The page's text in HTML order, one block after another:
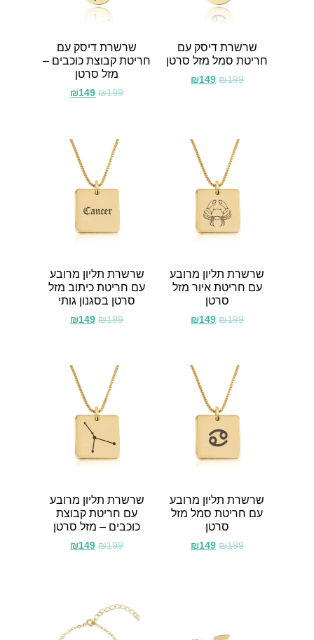
שרשרת דיסק עם
חריטת סמל מזל סרטן
₪199
₪149
שרשרת דיסק עם
חריטת קבוצת כוכבים –
מזל סרטן
₪199
₪149
שרשרת תליון מרובע
עם חריטת איור מזל
סרטן
₪199
₪149
שרשרת תליון מרובע
עם חריטת כיתוב מזל
סרטן בסגנון גותי
₪199
₪149
שרשרת תליון מרובע
עם חריטת סמל מזל
סרטן
₪199
₪149
שרשרת תליון מרובע
עם חריטת קבוצת
כוכבים – מזל סרטן
₪199
₪149